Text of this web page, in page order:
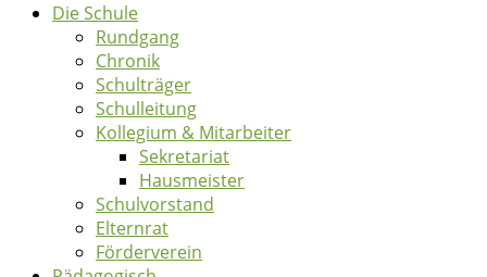
Die Schule
Rundgang
Chronik
Schulträger
Schulleitung
Kollegium & Mitarbeiter
Sekretariat
Hausmeister
Schulvorstand
Elternrat
Förderverein